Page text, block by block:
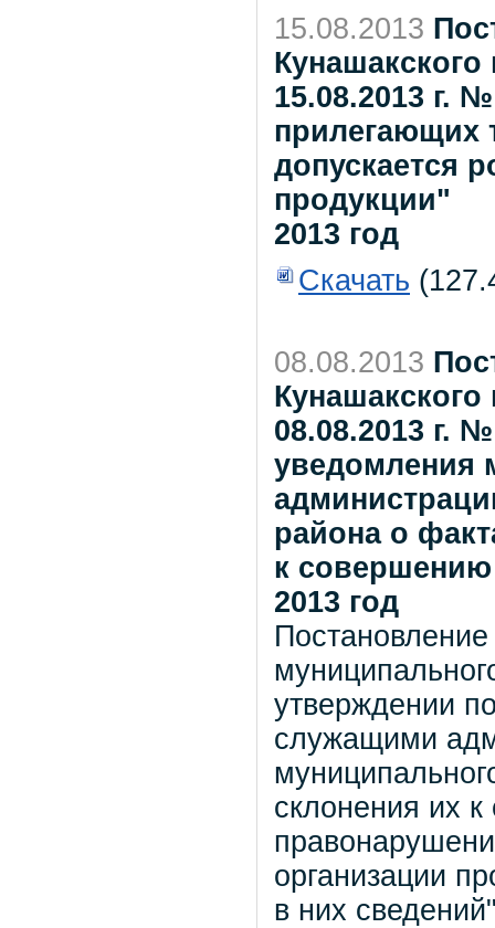
15.08.2013
15.08.2013 г.
прилегающих
допускается
продукции"
2013 год
Скачать
08.08.2013
08.08.2013 г.
уведомления
района о
к
2013 год
утверждении
служащими
склонения их
организации
в них